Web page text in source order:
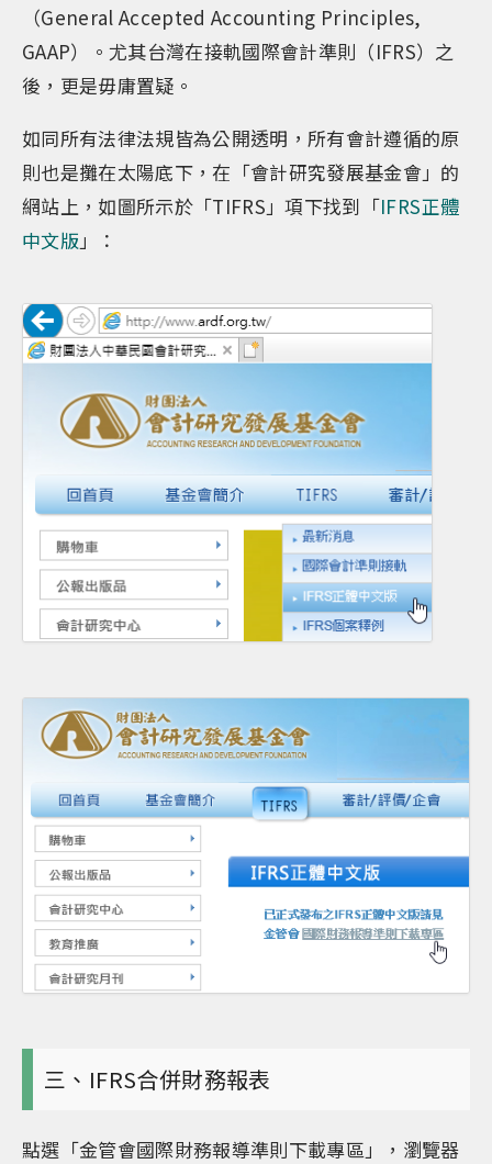
（General Accepted Accounting Principles,
GAAP）。尤其台灣在接軌國際會計準則（IFRS）之
後，更是毋庸置疑。
如同所有法律法規皆為公開透明，所有會計遵循的原
則也是攤在太陽底下，在「會計研究發展基金會」的
網站上，如圖所示於「TIFRS」項下找到「IFRS正體
中文版」：
三、IFRS合併財務報表
點選「金管會國際財務報導準則下載專區」，瀏覽器